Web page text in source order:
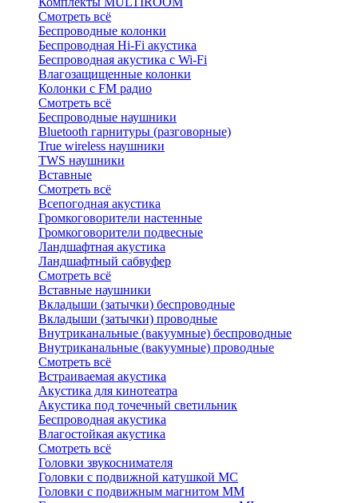
Смотреть всё
Беспроводные колонки
Беспроводная Hi-Fi акустика
Беспроводная акустика с Wi-Fi
Влагозащищенные колонки
Колонки с FM радио
Смотреть всё
Беспроводные наушники
Bluetоoth гарнитуры (разговорные)
True wireless наушники
TWS наушники
Вставные
Смотреть всё
Всепогодная акустика
Громкоговорители настенные
Громкоговорители подвесные
Ландшафтная акустика
Ландшафтный сабвуфер
Смотреть всё
Вставные наушники
Вкладыши (затычки) беспроводные
Вкладыши (затычки) проводные
Внутриканальные (вакуумные) беспроводные
Внутриканальные (вакуумные) проводные
Смотреть всё
Встраиваемая акустика
Акустика для кинотеатра
Акустика под точечный светильник
Беспроводная акустика
Влагостойкая акустика
Смотреть всё
Головки звукоснимателя
Головки с подвижной катушкой MC
Головки с подвижным магнитом ММ